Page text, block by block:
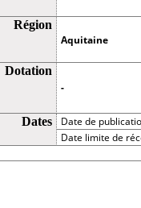
Région
Aquitaine
Dotation
-
Dates
Date de
Date limite de